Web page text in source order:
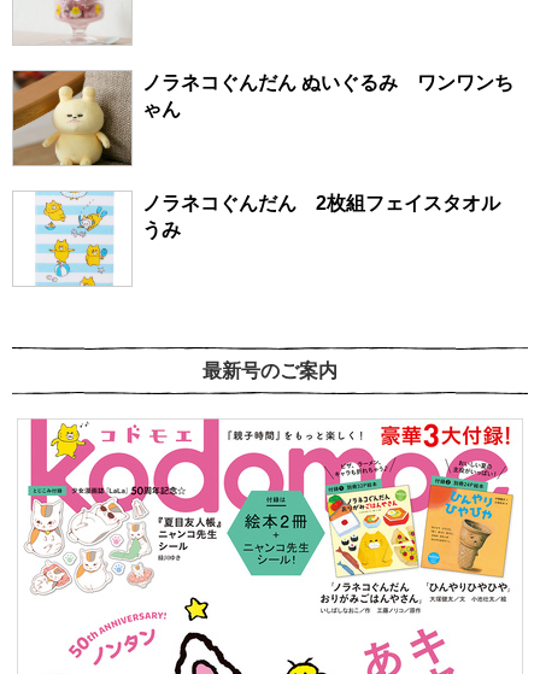
ノラネコぐんだん ぬいぐるみ ワンワンち
ゃん
ノラネコぐんだん 2枚組フェイスタオル
うみ
最新号のご案内